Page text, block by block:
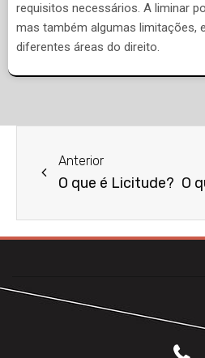
requisitos necessários. A liminar
mas também algumas limitações,
diferentes áreas do direito.
Anterior
O que é Licitude?